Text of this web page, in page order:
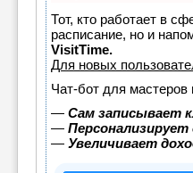
Тот, кто работает в
расписание, но и
VisitTime.
Для новых
Чат-бот для мастеров
— Сам записывает
—
— Увеличивает